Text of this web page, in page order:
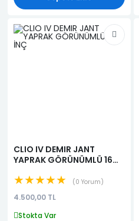
CLIO IV DEMIR JANT
YAPRAK GÖRÜNÜMLÜ 16
★★★★★ 0 Yorum
4.500,00 TL
Stokta Var